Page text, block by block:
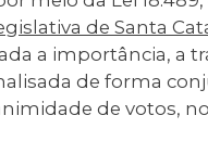
de Santa
a importância, a
de forma
de votos,